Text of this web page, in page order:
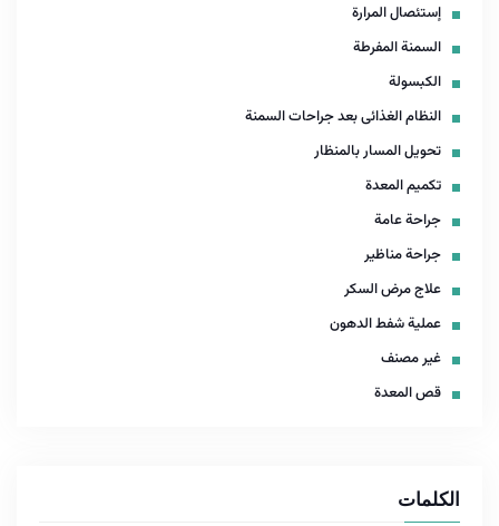
إستئصال المرارة
السمنة المفرطة
الكبسولة
النظام الغذائى بعد جراحات السمنة
تحويل المسار بالمنظار
تكميم المعدة
جراحة عامة
جراحة مناظير
علاج مرض السكر
عملية شفط الدهون
غير مصنف
قص المعدة
الكلمات